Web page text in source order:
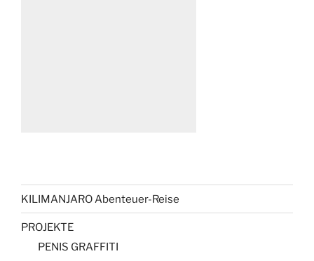
KILIMANJARO Abenteuer-Reise
PROJEKTE
PENIS GRAFFITI